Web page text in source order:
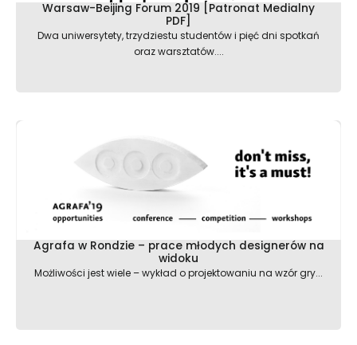
Warsaw-Beijing Forum 2019 [Patronat Medialny
PDF]
Dwa uniwersytety, trzydziestu studentów i pięć dni spotkań
oraz warsztatów....
Agrafa w Rondzie – prace młodych designerów na
widoku
Możliwości jest wiele – wykład o projektowaniu na wzór gry...